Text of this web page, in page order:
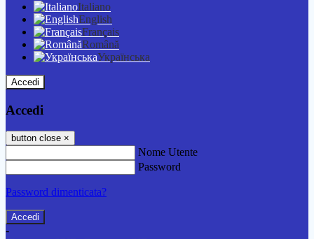
Italiano
English
Français
Română
Українська
Accedi
Accedi
button close ×
Nome Utente
Password
Password dimenticata?
-